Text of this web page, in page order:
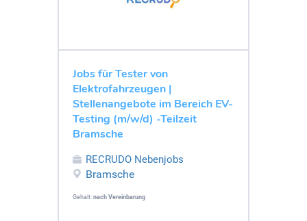
Jobs für Tester von
Elektrofahrzeugen |
Stellenangebote im Bereich EV-
Testing (m/w/d) -Teilzeit
Bramsche
RECRUDO Nebenjobs
Bramsche
Gehalt: nach Vereinbarung